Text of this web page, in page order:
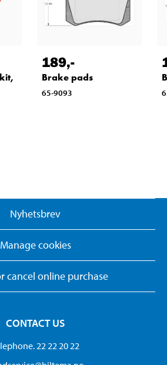
189,-
Brake pads
65-9093
Nyhetsbrev
Manage cookies
cancel online purchase
CONTACT US
22 22 20 22